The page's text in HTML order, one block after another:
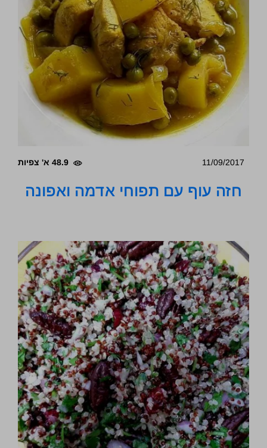
11/09/2017 48.9 א' צפיות
חזה עוף עם תפוחי אדמה ואפונה